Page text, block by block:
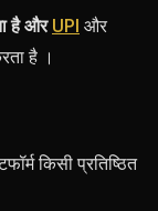
है और UPI और
है ।
किसी प्रतिष्ठित